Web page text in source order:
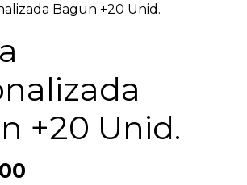
Bagun +20 Unid.
+20 Unid.